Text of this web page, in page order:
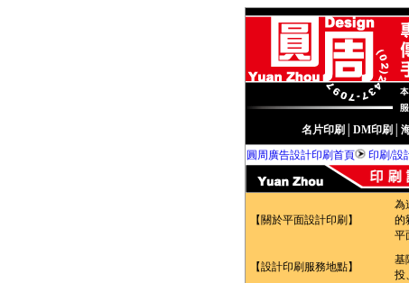
名片印刷 DM印刷
圓周廣告設計印刷首頁
印刷/設
【關於平面設計印刷】
為
的
平
【設計印刷服務地點】
基
投